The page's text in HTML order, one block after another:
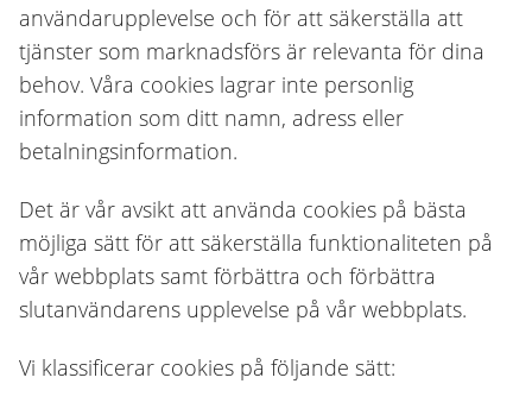
användarupplevelse och för att säkerställa att
tjänster som marknadsförs är relevanta för dina
behov. Våra cookies lagrar inte personlig
information som ditt namn, adress eller
betalningsinformation.
Det är vår avsikt att använda cookies på bästa
möjliga sätt för att säkerställa funktionaliteten på
vår webbplats samt förbättra och förbättra
slutanvändarens upplevelse på vår webbplats.
Vi klassificerar cookies på följande sätt: